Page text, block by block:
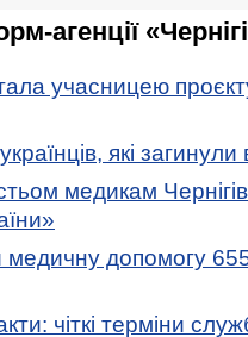
агенції
учасницею
які загинули
медикам
медичну допомогу
чіткі терміни